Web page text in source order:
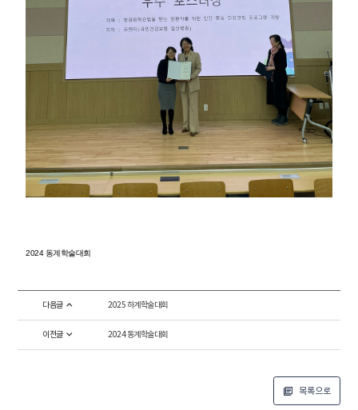
2024 동계학술대회
다음글 2025 하계학술대회
이전글 2024 동계학술대회
목록으로